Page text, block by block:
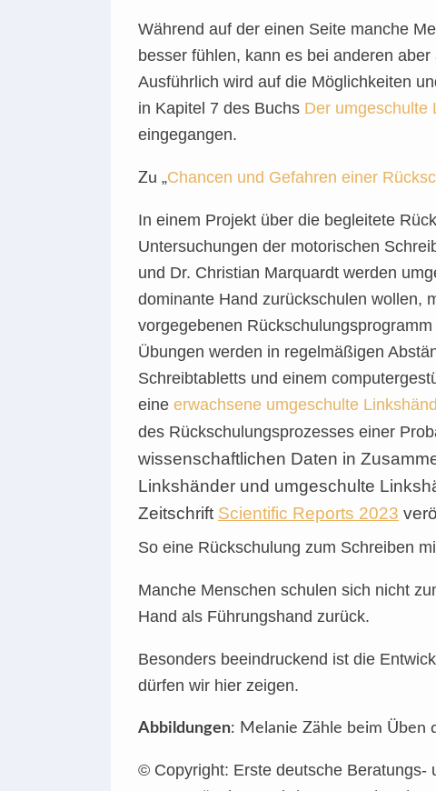
Während auf der einen Seite manche
besser fühlen, kann es bei anderen
Ausführlich wird auf die Möglichkeiten
in Kapitel 7 des Buchs Der umgeschulte
eingegangen.
Zu „Chancen und Gefahren einer
In einem Projekt über die begleitete
Untersuchungen der motorischen
und Dr. Christian Marquardt werden
dominante Hand zurückschulen wollen,
vorgegebenen
Übungen werden in regelmäßigen
Schreibtabletts und einem
eine erwachsene umgeschulte
des Rückschulungsprozesses einer
wissenschaftlichen Daten in
Linkshänder und umgeschulte
Zeitschrift Scientific Reports 2023
So eine Rückschulung zum Schreiben
Manche Menschen schulen sich nicht
Hand als Führungshand zurück.
Besonders beeindruckend ist die
dürfen wir hier zeigen.
Abbildungen: Melanie Zähle beim Üben
© Copyright: Erste deutsche Beratungs-